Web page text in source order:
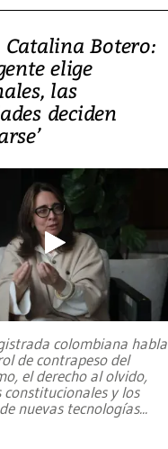
Catalina Botero:
elige
las
deciden
colombiana habla
de contrapeso del
el derecho al olvido,
y los
nuevas tecnologías...